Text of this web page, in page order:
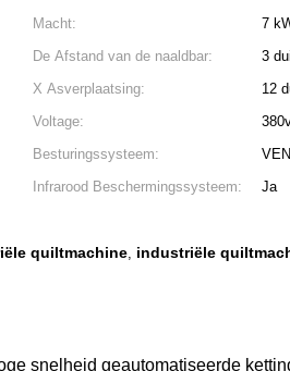
Macht:
7
De Afstand van de naaldbar:
3
X Asverplaatsing:
12
Voltage:
Besturingssysteem:
Infrarood Beschermingssysteem:
Ja
quiltmachine, industriële
snelheid geautomatiseerde